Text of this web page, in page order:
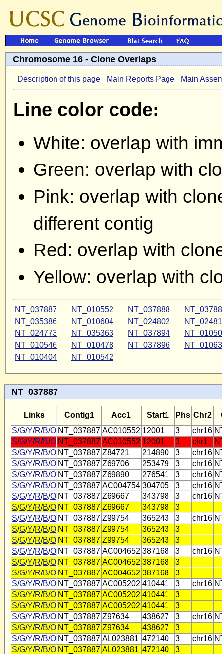
Chromosome 16 - Clone Overlaps
Description of this page Main Reports Page Main
Line color code:
White: overlap with
Green: overlap with
Pink: overlap with
different contig
Red: overlap with
Yellow: overlap with
NT_037887 NT_010552 NT_037888
NT_035386
NT_010604 NT_024802
NT_024773
NT_035363 NT_037894
NT_010546
NT_010478 NT_037896
NT_010404
NT_010542
NT_037887
Links Contig1 Acc1 Start1 Phs Chr2
S/G/Y/R/B/O NT_037887 AC010552 12001 3 chr16
S/G/Y/R/B/O NT_037887 AC010552 12001 3 chr1
S/G/Y/R/B/O NT_037887 Z84721 214890 3 chr16
S/G/Y/R/B/O NT_037887 Z69706 253479 3 chr16
S/G/Y/R/B/O NT_037887 Z69890 276541 3 chr16
S/G/Y/R/B/O NT_037887 AC004754 304705 3 chr16
S/G/Y/R/B/O NT_037887 Z69667 343798 3 chr16
S/G/Y/R/B/O NT_037887 Z69667 343798
3
S/G/Y/R/B/O NT_037887 Z99754 365243 3 chr16
S/G/Y/R/B/O NT_037887 Z99754 365243
3
S/G/Y/R/B/O NT_037887 Z99754 365243
3
S/G/Y/R/B/O NT_037887 AC004652 387168 3 chr16
S/G/Y/R/B/O NT_037887 AC004652 387168
3
S/G/Y/R/B/O NT_037887 AC004652 387168
3
S/G/Y/R/B/O NT_037887 AC005202 410441 3 chr16
S/G/Y/R/B/O NT_037887 AC005202 410441
3
S/G/Y/R/B/O NT_037887 AC005202 410441
3
S/G/Y/R/B/O NT_037887 Z97634 438627 3 chr16
S/G/Y/R/B/O NT_037887 Z97634 438627
3
S/G/Y/R/B/O NT_037887 AL023881 472140 3 chr16
S/G/Y/R/B/O NT_037887 AL023881 472140
3